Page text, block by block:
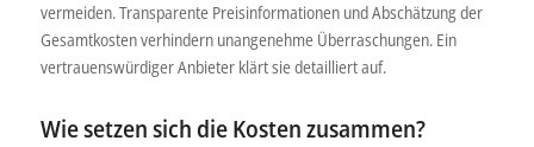
vermeiden. Transparente Preisinformationen und Abschätzung der
Gesamtkosten verhindern unangenehme Überraschungen. Ein
vertrauenswürdiger Anbieter klärt sie detailliert auf.
Wie setzen sich die Kosten zusammen?